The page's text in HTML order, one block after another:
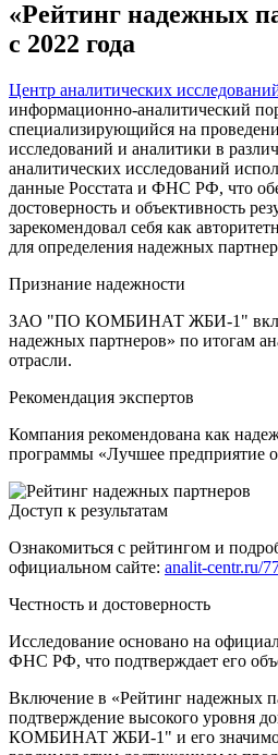
«Рейтинг надежных
с 2022 года
Центр аналитических
информационно-аналитический
специализирующийся на
исследований и аналитики в
аналитических исследований
данные Росстата и ФНС РФ, что
достоверность и объективность
зарекомендовал себя как
для определения надежных
Признание надежности
ЗАО "ПО КОМБИНАТ ЖБИ-1"
надежных партнеров» по итогам
отрасли.
Рекомендация экспертов
Компания рекомендована как
программы «Лучшее предприятие
Доступ к результатам
Ознакомиться с рейтингом и
официальном сайте: analit-centr.ru/
Честность и достоверность
Исследование основано на
ФНС РФ, что подтверждает его
Включение в «Рейтинг надежных
подтверждение высокого уровня
КОМБИНАТ ЖБИ-1" и его